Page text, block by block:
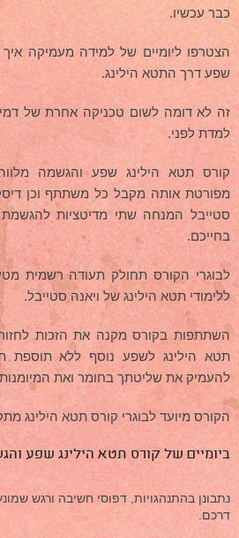
הבלוג
תאריכי קורסים תטא הילינג
כבר עכשיו.
הצטרפו ליומיים של למידה מעמיקה
שפע דרך התטא הילינג.
זה לא דומה לשום טכניקה אחרת של
למדת לפני.
קורס תטא הילינג שפע והגשמה
מפורטת אותה מקבל כל משתתף וכן
סטייבל המנחה שתי מדיטציות
בחייכם.
לבוגרי הקורס תחולק תעודה רשמית
ללימודי תטא הילינג של ויאנה סטייבל.
השתתפות בקורס מקנה את הזכות
תטא הילינג לשפע נוסף ללא תוספת
להעמיק את שליטתך בחומר ואת
הקורס מיועד לבוגרי קורס תטא הילינג
ביומיים של קורס תטא הילינג שפע
נתבונן בהתנהגויות, דפוסי חשיבה ורגש
דרכם.